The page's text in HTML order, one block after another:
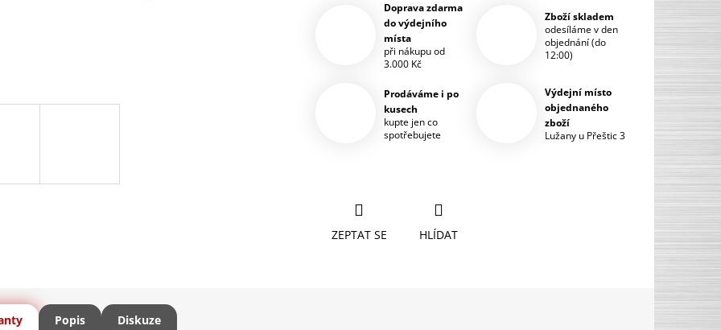
Doprava zdarma
do výdejního
místa
při nákupu od
3.000 Kč
Zboží skladem
odesíláme v den
objednání (do
12:00)
Prodáváme i po
kusech
kupte jen co
spotřebujete
Výdejní místo
objednaného
zboží
Lužany u Přeštic 3
ZEPTAT SE HLÍDAT
Popis Diskuze